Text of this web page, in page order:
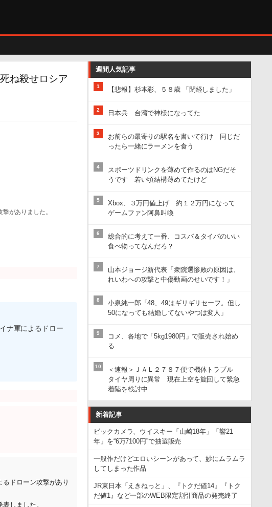
ね殺せロシア
がありました。
ナ軍によるドロー
ドローン攻撃があり
しました。
週間人気記事
1 【悲報】杉本彩、５８歳 「閉経しました」
2 日本兵 台湾で神様になってた
3
お前らの最寄りの駅名を書いて行け 同じだ
ったら一緒にラーメンを食う
4
スポーツドリンクを薄めて作るのはNGだそ
うです 若い頃結構薄めてたけど
5
Xbox、３万円値上げ 約１２万円になって
ゲームファン阿鼻叫喚
6
総合的に考えて一番、コスパ＆タイパのいい
食べ物ってなんだろ？
7
山本ジョージ新代表「衆院選惨敗の原因は、
れいわへの攻撃と中傷動画のせいです！」
8
小泉純一郎「48、49はギリギリセーフ。但し
50になっても結婚してないやつは変人」
9
コメ、各地で「5kg1980円」で販売され始め
る
10
＜速報＞ＪＡＬ２７８７便で機体トラブル
タイヤ周りに異常 現在上空を旋回して緊急
着陸を検討中
新着記事
ビックカメラ、ウイスキー「山崎18年」「響21
年」を“6万7100円”で抽選販売
一般作だけどエロいシーンがあって、妙にムラムラ
してしまった作品
JR東日本「えきねっと」、『トクだ値14』『トク
だ値1』など一部のWEB限定割引商品の発売終了